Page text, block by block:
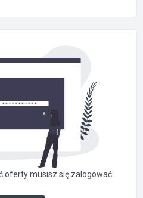
oferty musisz się zalogować.